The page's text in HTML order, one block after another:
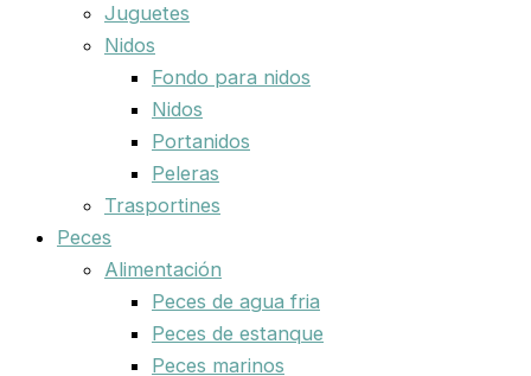
Juguetes
Nidos
Fondo para nidos
Nidos
Portanidos
Peleras
Trasportines
Peces
Alimentación
Peces de agua fria
Peces de estanque
Peces marinos